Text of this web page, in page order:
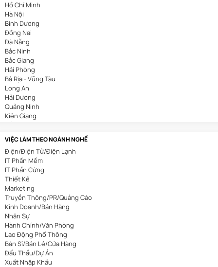
Hồ Chí Minh
Hà Nội
Bình Dương
Đồng Nai
Đà Nẵng
Bắc Ninh
Bắc Giang
Hải Phòng
Bà Rịa - Vũng Tàu
Long An
Hải Dương
Quảng Ninh
Kiên Giang
Cần Thơ
VIỆC LÀM THEO NGÀNH NGHỀ
Điện/Điện Tử/Điện Lạnh
IT Phần Mềm
IT Phần Cứng
Thiết Kế
Marketing
Truyền Thông/PR/Quảng Cáo
Kinh Doanh/Bán Hàng
Nhân Sự
Hành Chính/Văn Phòng
Lao Động Phổ Thông
Bán Sỉ/Bán Lẻ/Cửa Hàng
Đấu Thầu/Dự Án
Xuất Nhập Khẩu